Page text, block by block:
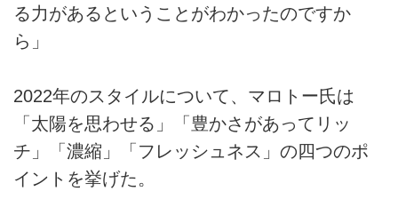
る力があるということがわかったのですか
ら」
2022年のスタイルについて、マロトー氏は
「太陽を思わせる」「豊かさがあってリッ
チ」「濃縮」「フレッシュネス」の四つのポ
イントを挙げた。